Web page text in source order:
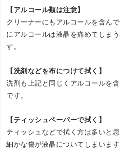
【アルコール類は注意】
クリーナーにもアルコールを含ん
にアルコールは液晶を痛めてしま
す。
【洗剤などを布につけて拭く】
洗剤も上記と同じくアルコールを
です。
【ティッシュペーパーで拭く】
ティッシュなどで拭く方は多いと
細かな傷が液晶についてしまいます